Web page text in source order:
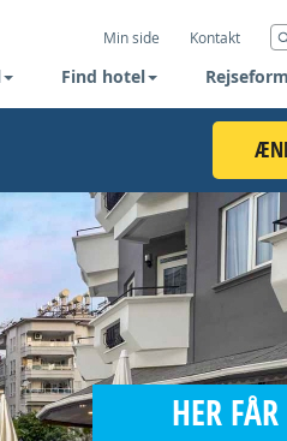
Min side Kontakt
Find hotel
HER